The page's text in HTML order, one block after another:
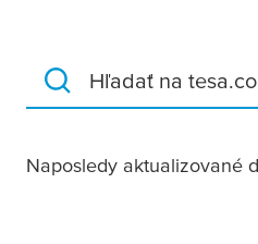
Hľadať na tesa.com
Naposledy aktualizované